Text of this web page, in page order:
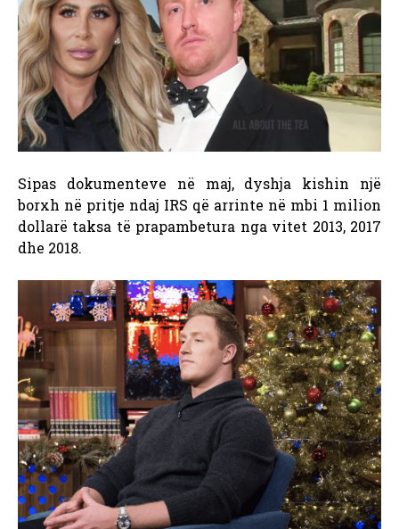
Sipas dokumenteve në maj, dyshja kishin një
borxh në pritje ndaj IRS që arrinte në mbi 1 milion
dollarë taksa të prapambetura nga vitet 2013, 2017
dhe 2018.